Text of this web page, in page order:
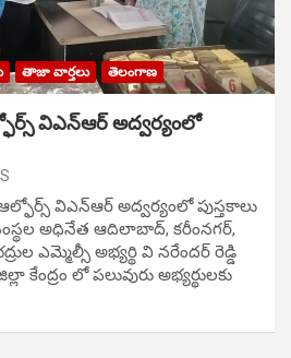
తాజా వార్తలు తెలంగాణ
విఎన్ఆర్ అద్వర్యంలో
విఎన్ఆర్ అద్వర్యంలో పుస్తకాలు
అధినేత ఆదిలాబాద్, కరీంనగర్,
ఎమ్మెల్సీ అభ్యర్థి వి నరేందర్ రెడ్డి
లో పలువురు అభ్యర్థులకు